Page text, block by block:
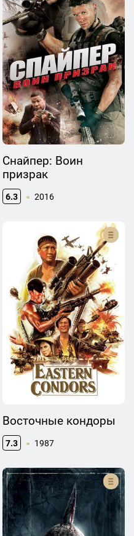
Снайпер: Воин
призрак
6.3 2016
Восточные кондоры
7.3 1987